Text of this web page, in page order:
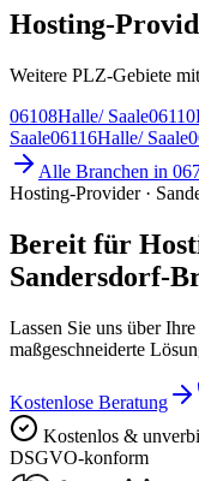
Hosting-
Weitere PLZ-Gebiete
06108Halle/ Saale06110
Saale06116Halle/ Saale
Alle Branchen in
Hosting-Provider ·
Bereit für
Sandersdorf-
Lassen Sie uns über
maßgeschneiderte
Kostenlose Beratung
Kostenlos &
DSGVO-konform